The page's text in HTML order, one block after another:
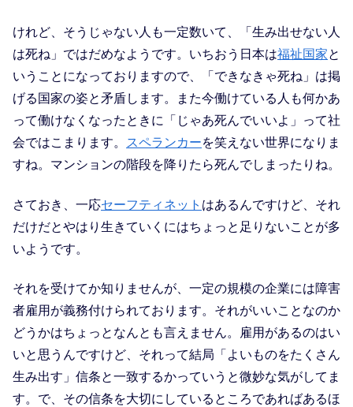
けれど、そうじゃない人も一定数いて、「生み出せない人
は死ね」ではだめなようです。いちおう日本は福祉国家と
いうことになっておりますので、「できなきゃ死ね」は掲
げる国家の姿と矛盾します。また今働けている人も何かあ
って働けなくなったときに「じゃあ死んでいいよ」って社
会ではこまります。
スペランカーを笑えない世界になりま
すね。マンションの階段を降りたら死んでしまったりね。
さておき、一応セーフティネット はあるんですけど、それ
だけだとやはり生きていくにはちょっと足りないことが多
いようです。
それを受けてか知りませんが、一定の規模の企業には障害
者雇用が義務付けられております。それがいいことなのか
どうかはちょっとなんとも言えません。雇用があるのはい
いと思うんですけど、それって結局「よいものをたくさん
生み出す」信条と一致するかっていうと微妙な気がしてま
す。で、その信条を大切にしているところであればあるほ